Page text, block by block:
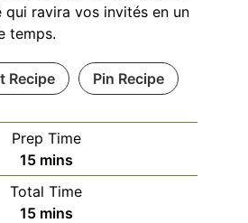
qui ravira vos invités en un
temps.
Recipe Pin Recipe
Prep Time
15minutes
mins
Total Time
15minutes
mins